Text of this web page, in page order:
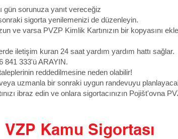
gün sorunuza yanıt vereceğiz
sigorta yenilemenizi de düzenleyin.
ve varsa PVZP Kimlik Kartınızın bir kopyasını
iletişim kuran 24 saat yardım yardım hattı sağlar.
841 333'ü ARAYIN.
reddedilmesine neden olabilir!
uzmanla bir sonraki uygun randevuyu
ibraz edin ve onlara sigortacınızın Pojišt'ovna
VZP Kamu Sigortası